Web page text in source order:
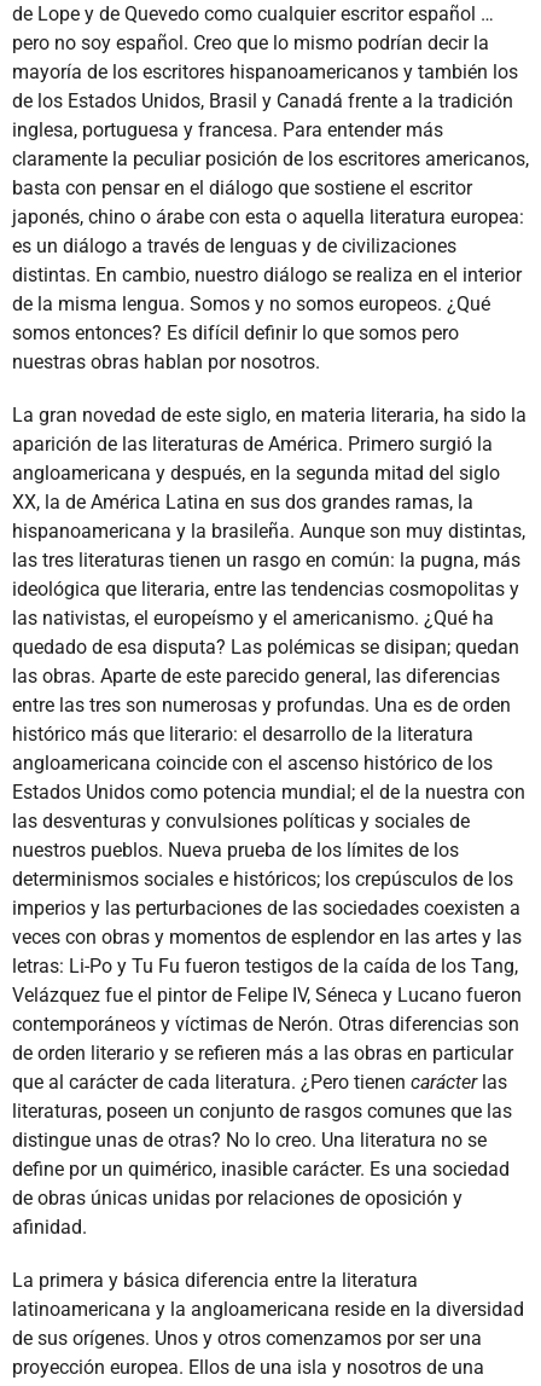
de Lope y de Quevedo como cualquier escritor español …
pero no soy español. Creo que lo mismo podrían decir la
mayoría de los escritores hispanoamericanos y también los
de los Estados Unidos, Brasil y Canadá frente a la tradición
inglesa, portuguesa y francesa. Para entender más
claramente la peculiar posición de los escritores americanos,
basta con pensar en el diálogo que sostiene el escritor
japonés, chino o árabe con esta o aquella literatura europea:
es un diálogo a través de lenguas y de civilizaciones
distintas. En cambio, nuestro diálogo se realiza en el interior
de la misma lengua. Somos y no somos europeos. ¿Qué
somos entonces? Es difícil definir lo que somos pero
nuestras obras hablan por nosotros.
La gran novedad de este siglo, en materia literaria, ha sido la
aparición de las literaturas de América. Primero surgió la
angloamericana y después, en la segunda mitad del siglo
XX, la de América Latina en sus dos grandes ramas, la
hispanoamericana y la brasileña. Aunque son muy distintas,
las tres literaturas tienen un rasgo en común: la pugna, más
ideológica que literaria, entre las tendencias cosmopolitas y
las nativistas, el europeísmo y el americanismo. ¿Qué ha
quedado de esa disputa? Las polémicas se disipan; quedan
las obras. Aparte de este parecido general, las diferencias
entre las tres son numerosas y profundas. Una es de orden
histórico más que literario: el desarrollo de la literatura
angloamericana coincide con el ascenso histórico de los
Estados Unidos como potencia mundial; el de la nuestra con
las desventuras y convulsiones políticas y sociales de
nuestros pueblos. Nueva prueba de los límites de los
determinismos sociales e históricos; los crepúsculos de los
imperios y las perturbaciones de las sociedades coexisten a
veces con obras y momentos de esplendor en las artes y las
letras: Li-Po y Tu Fu fueron testigos de la caída de los Tang,
Velázquez fue el pintor de Felipe IV, Séneca y Lucano fueron
contemporáneos y víctimas de Nerón. Otras diferencias son
de orden literario y se refieren más a las obras en particular
que al carácter de cada literatura. ¿Pero tienen carácterlas
literaturas, poseen un conjunto de rasgos comunes que las
distingue unas de otras? No lo creo. Una literatura no se
define por un quimérico, inasible carácter. Es una sociedad
de obras únicas unidas por relaciones de oposición y
afinidad.
La primera y básica diferencia entre la literatura
latinoamericana y la angloamericana reside en la diversidad
de sus orígenes. Unos y otros comenzamos por ser una
proyección europea. Ellos de una isla y nosotros de una